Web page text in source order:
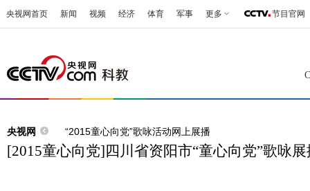
央视网首页 新闻 视频 经济 体育 军事 更多 节目官网
央视网 “2015童心向党”歌咏活动网上展播
[2015童心向党]四川省资阳市“童心向党”歌咏